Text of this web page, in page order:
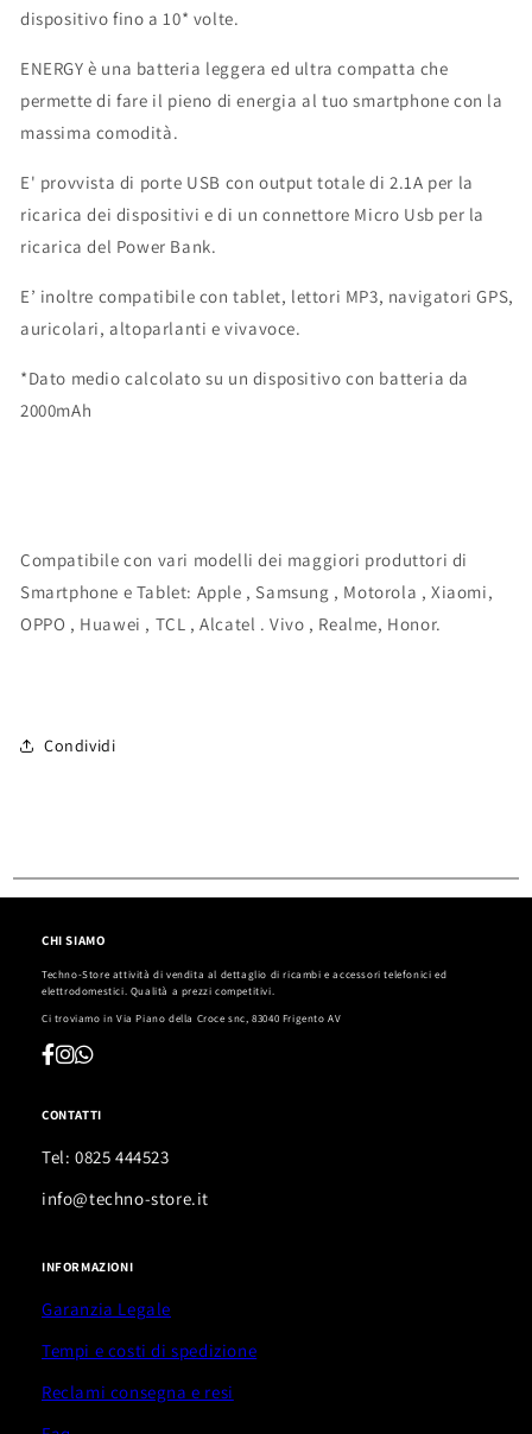
dispositivo fino a 10* volte.
ENERGY è una batteria leggera ed ultra compatta che
permette di fare il pieno di energia al tuo smartphone con la
massima comodità.
E' provvista di porte USB con output totale di 2.1A per la
ricarica dei dispositivi e di un connettore Micro Usb per la
ricarica del Power Bank.
E’ inoltre compatibile con tablet, lettori MP3, navigatori GPS,
auricolari, altoparlanti e vivavoce.
*Dato medio calcolato su un dispositivo con batteria da
2000mAh
Compatibile con vari modelli dei maggiori produttori di
Smartphone e Tablet: Apple , Samsung , Motorola , Xiaomi,
OPPO , Huawei , TCL , Alcatel . Vivo , Realme, Honor.
Condividi
CHI SIAMO
Techno-Store attività di vendita al dettaglio di ricambi e accessori telefonici ed
elettrodomestici. Qualità a prezzi competitivi.
Ci troviamo in Via Piano della Croce snc, 83040 Frigento AV
CONTATTI
Tel: 0825 444523
info@techno-store.it
INFORMAZIONI
Garanzia Legale
Tempi e costi di spedizione
Reclami consegna e resi